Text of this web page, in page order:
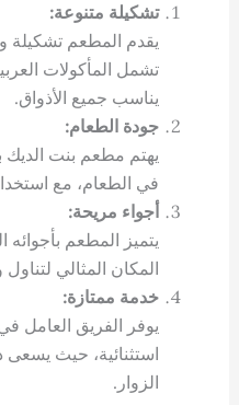
تشكيلة متنوعة:
يقدم المطعم تشكيلة
تشمل المأكولات
يناسب جميع الأذواق.
جودة الطعام:
يهتم مطعم بنت الديك
في الطعام، مع
أجواء مريحة:
يتميز المطعم بأجوائه
المكان المثالي
خدمة ممتازة:
يوفر الفريق العامل
استثنائية، حيث
الزوار.